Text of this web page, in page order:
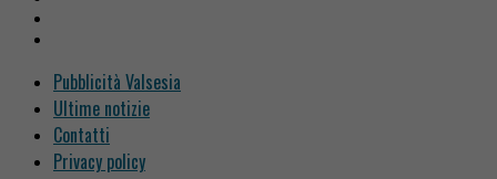
Pubblicità Valsesia
Ultime notizie
Contatti
Privacy policy